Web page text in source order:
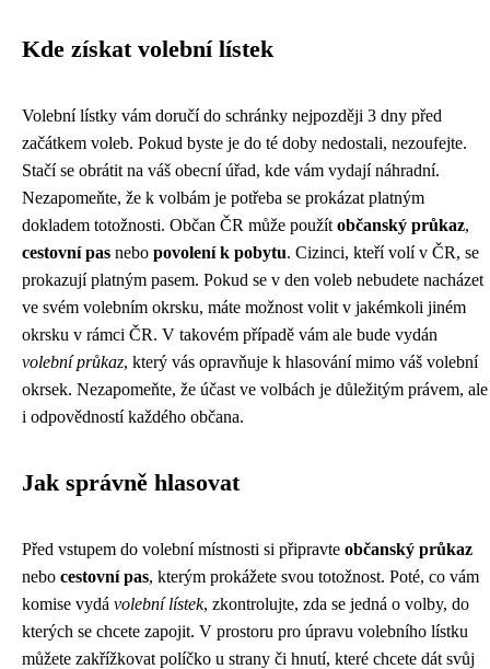
Kde získat volební lístek
Volební lístky vám doručí do schránky nejpozději 3 dny před
začátkem voleb. Pokud byste je do té doby nedostali, nezoufejte.
Stačí se obrátit na váš obecní úřad, kde vám vydají náhradní.
Nezapomeňte, že k volbám je potřeba se prokázat platným
dokladem totožnosti. Občan ČR může použít občanský průkaz,
cestovní pas nebo povolení k pobytu. Cizinci, kteří volí v ČR, se
prokazují platným pasem. Pokud se v den voleb nebudete nacházet
ve svém volebním okrsku, máte možnost volit v jakémkoli jiném
okrsku v rámci ČR. V takovém případě vám ale bude vydán
volební průkaz, který vás opravňuje k hlasování mimo váš volební
okrsek. Nezapomeňte, že účast ve volbách je důležitým právem, ale
i odpovědností každého občana.
Jak správně hlasovat
Před vstupem do volební místnosti si připravte občanský průkaz
nebo cestovní pas, kterým prokážete svou totožnost. Poté, co vám
komise vydá volební lístek, zkontrolujte, zda se jedná o volby, do
kterých se chcete zapojit. V prostoru pro úpravu volebního lístku
můžete zakřížkovat políčko u strany či hnutí, které chcete dát svůj